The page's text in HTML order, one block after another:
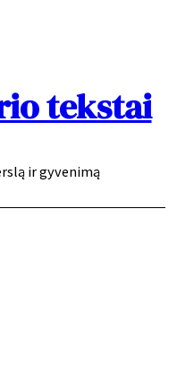
tekstai
ir gyvenimą